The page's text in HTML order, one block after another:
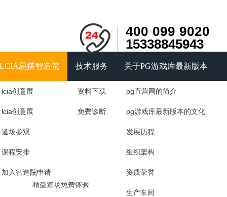
400 099 9020
15338845943
证
精益道场免费体验
LCIA易搭智造院
lcia创意展
lcia创意展
道场参观
课程安排
加入智造院申请
技术服务
资料下载
免费诊断
关于PG游戏库最新版本
pg直营网的简介
pg游戏库最新版本的文化
发展历程
组织架构
资质荣誉
生产车间